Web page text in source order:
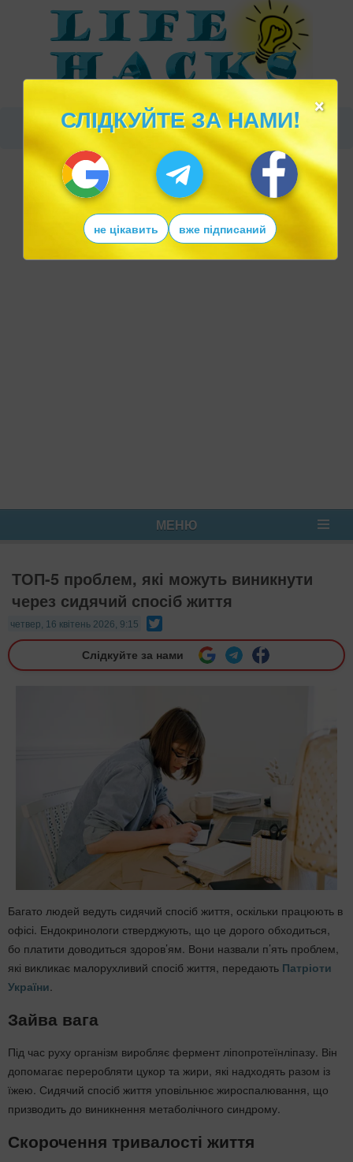
МЕНЮ
ТОП-5 проблем, які можуть виникнути
через сидячий спосіб життя
четвер, 16 квітень 2026, 9:15
Слідкуйте за нами
Багато людей ведуть сидячий спосіб життя, оскільки працюють в
офісі. Ендокринологи стверджують, що це дорого обходиться,
бо платити доводиться здоров’ям. Вони назвали п’ять проблем,
які викликає малорухливий спосіб життя, передають Патріоти
України
Зайва вага
Під час руху організм виробляє фермент ліпопротеїнліпазу. Він
допомагає переробляти цукор та жири, які надходять разом із
їжею. Сидячий спосіб життя уповільнює жироспалювання, що
призводить до виникнення метаболічного синдрому.
Скорочення тривалості життя
×
СЛІДКУЙТЕ ЗА НАМИ!
не цікавить вже підписаний